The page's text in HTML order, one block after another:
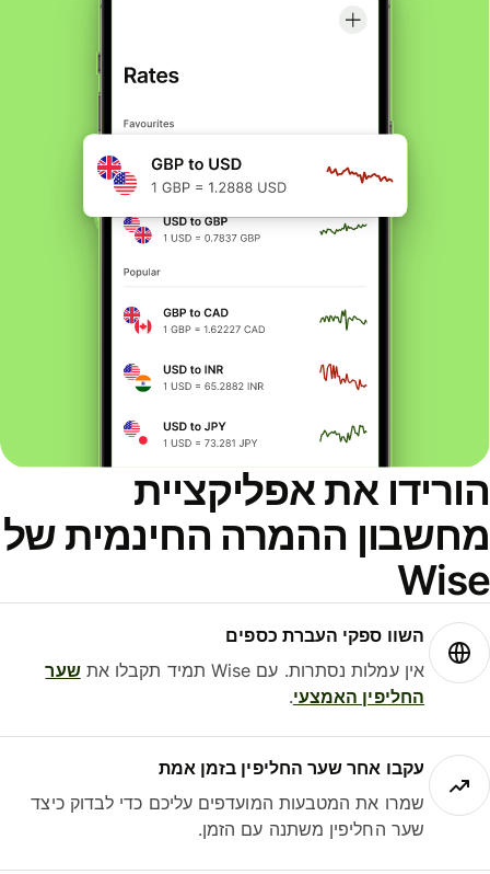
את אפליקציית
ההמרה החינמית של
השוו ספקי העברת כספים
אין עמלות נסתרות. עם Wise תמיד תקבלו את
שער
החליפין האמצעי.
עקבו אחר שער החליפין בזמן אמת
שמרו את המטבעות המועדפים עליכם כדי לבדוק כיצד
שער החליפין משתנה עם הזמן.